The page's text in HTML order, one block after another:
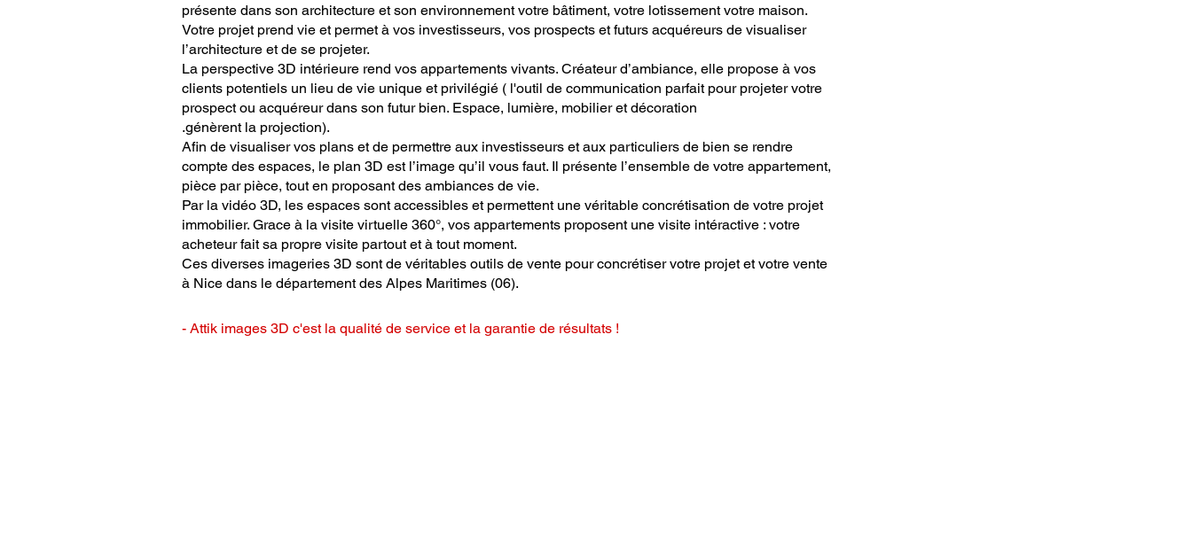
présente dans son architecture et son environnement votre bâtiment, votre lotissement votre maison.
Votre projet prend vie et permet à vos investisseurs, vos prospects et futurs acquéreurs de visualiser
l’architecture et de se projeter.
La perspective 3D intérieure rend vos appartements vivants. Créateur d’ambiance, elle propose à vos
clients potentiels un lieu de vie unique et privilégié ( l'outil de communication parfait pour projeter votre
prospect ou acquéreur dans son futur bien. Espace, lumière, mobilier et décoration
.génèrent la projection).
Afin de visualiser vos plans et de permettre aux investisseurs et aux particuliers de bien se rendre
compte des espaces, le plan 3D est l’image qu’il vous faut. Il présente l’ensemble de votre appartement,
pièce par pièce, tout en proposant des ambiances de vie.
Par la vidéo 3D, les espaces sont accessibles et permettent une véritable concrétisation de votre projet
immobilier. Grace à la visite virtuelle 360°, vos appartements proposent une visite intéractive : votre
acheteur fait sa propre visite partout et à tout moment.
Ces diverses imageries 3D sont de véritables outils de vente pour concrétiser votre projet et votre vente
à Nice dans le département des Alpes Maritimes (06).
- Attik images 3D c'est la qualité de service et la garantie de résultats !